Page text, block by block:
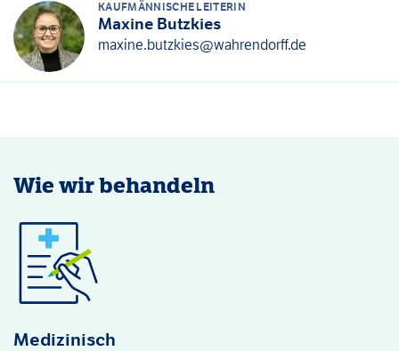
KAUFMÄNNISCHE LEITERIN
Maxine Butzkies
maxine.butzkies@wahrendorff.de
Wie wir behandeln
Medizinisch